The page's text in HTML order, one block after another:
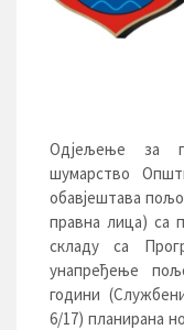
Одјељење за
шумарство
обавјештава
правна лица) са
складу са
унапређење
години
6/17) планирана